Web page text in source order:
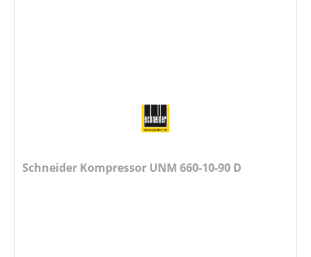
Schneider Kompressor UNM 660-10-90 D